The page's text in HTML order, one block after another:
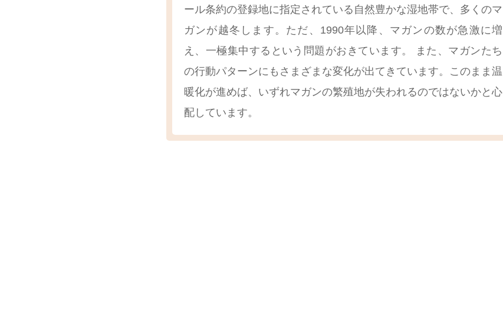
ール条約の登録地に指定されている自然豊かな湿地帯で、多くのマ
ガンが越冬します。ただ、1990年以降、マガンの数が急激に増
え、一極集中するという問題がおきています。 また、マガンたち
の行動パターンにもさまざまな変化が出てきています。このまま温
暖化が進めば、いずれマガンの繁殖地が失われるのではないかと心
配しています。